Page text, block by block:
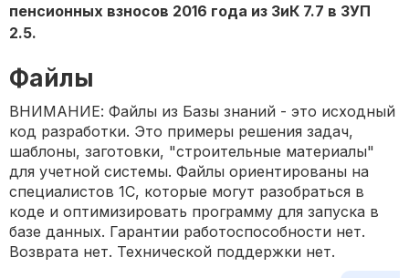
пенсионных взносов 2016 года из ЗиК 7.7 в ЗУП
2.5.
Файлы
ВНИМАНИЕ: Файлы из Базы знаний - это исходный
код разработки. Это примеры решения задач,
шаблоны, заготовки, "строительные материалы"
для учетной системы. Файлы ориентированы на
специалистов 1С, которые могут разобраться в
коде и оптимизировать программу для запуска в
базе данных. Гарантии работоспособности нет.
Возврата нет. Технической поддержки нет.